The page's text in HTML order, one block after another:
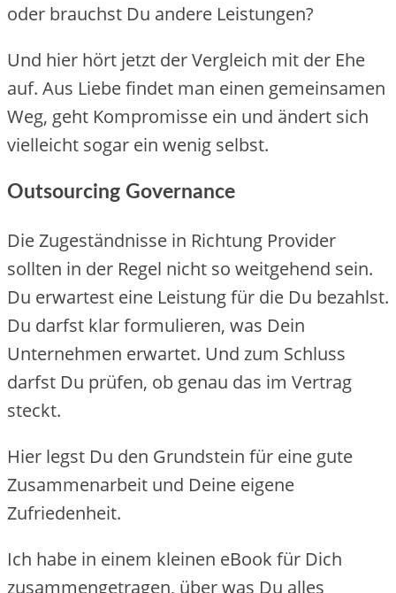
oder brauchst Du andere Leistungen?
Und hier hört jetzt der Vergleich mit der Ehe
auf. Aus Liebe findet man einen gemeinsamen
Weg, geht Kompromisse ein und ändert sich
vielleicht sogar ein wenig selbst.
Outsourcing Governance
Die Zugeständnisse in Richtung Provider
sollten in der Regel nicht so weitgehend sein.
Du erwartest eine Leistung für die Du bezahlst.
Du darfst klar formulieren, was Dein
Unternehmen erwartet. Und zum Schluss
darfst Du prüfen, ob genau das im Vertrag
steckt.
Hier legst Du den Grundstein für eine gute
Zusammenarbeit und Deine eigene
Zufriedenheit.
Ich habe in einem kleinen eBook für Dich
zusammengetragen, über was Du alles